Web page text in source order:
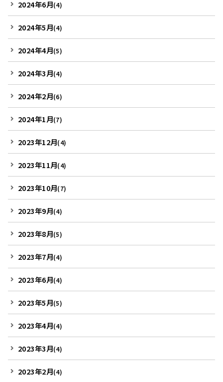
2024年6月(4)
2024年5月(4)
2024年4月(5)
2024年3月(4)
2024年2月(6)
2024年1月(7)
2023年12月(4)
2023年11月(4)
2023年10月(7)
2023年9月(4)
2023年8月(5)
2023年7月(4)
2023年6月(4)
2023年5月(5)
2023年4月(4)
2023年3月(4)
2023年2月(4)